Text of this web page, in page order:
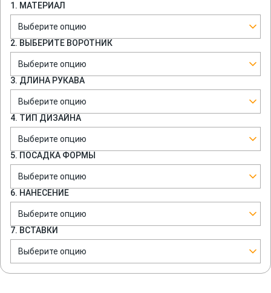
1. МАТЕРИАЛ
Выберите опцию
2. ВЫБЕРИТЕ ВОРОТНИК
Выберите опцию
3. ДЛИНА РУКАВА
Выберите опцию
4. ТИП ДИЗАЙНА
Выберите опцию
5. ПОСАДКА ФОРМЫ
Выберите опцию
6. НАНЕСЕНИЕ
Выберите опцию
7. ВСТАВКИ
Выберите опцию